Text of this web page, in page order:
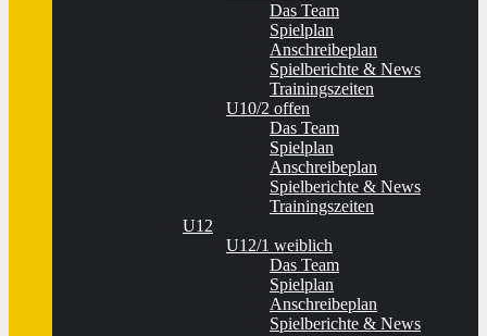
Das Team
Spielplan
Anschreibeplan
Spielberichte & News
Trainingszeiten
U10/2 offen
Das Team
Spielplan
Anschreibeplan
Spielberichte & News
Trainingszeiten
U12
U12/1 weiblich
Das Team
Spielplan
Anschreibeplan
Spielberichte & News